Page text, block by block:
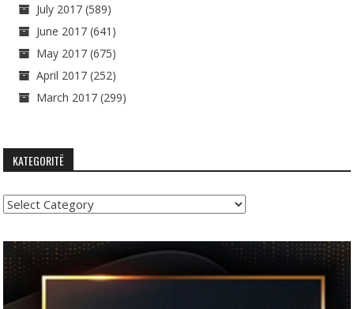
July 2017 (589)
June 2017 (641)
May 2017 (675)
April 2017 (252)
March 2017 (299)
KATEGORITË
Kategoritë